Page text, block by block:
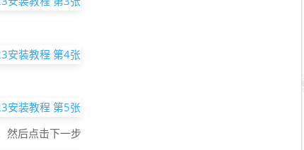
然后点击下一步